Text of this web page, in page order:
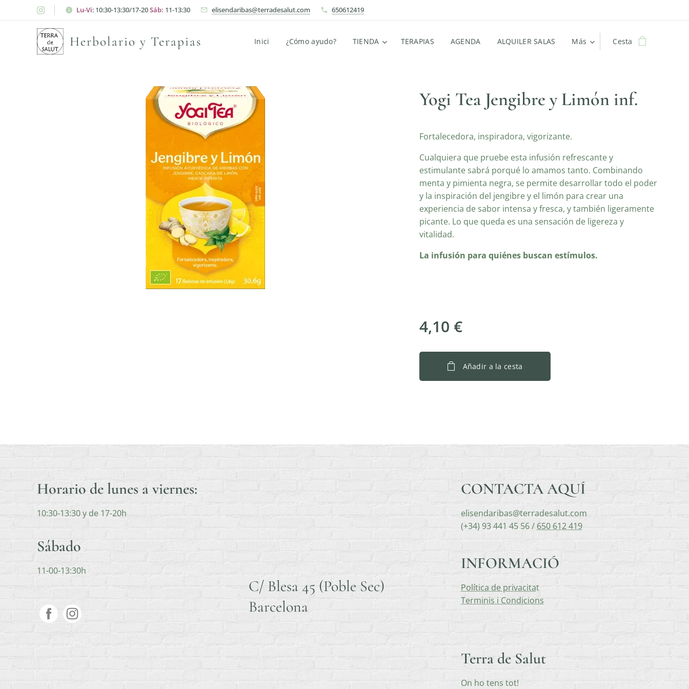
Lu-Vi: 10:30-13:30/17-20Sáb: 11-13:30 elisendaribas@terradesalut.com 650612419
Herbolario y Terapias Inici ¿Cómo ayudo? TIENDA TERAPIAS AGENDA ALQUILER SALAS Más Cesta
Yogi Tea Jengibre y Limón inf.
Fortalecedora, inspiradora, vigorizante.
Cualquiera que pruebe esta infusión refrescante y
estimulante sabrá porqué lo amamos tanto. Combinando
menta y pimienta negra, se permite desarrollar todo el poder
y la inspiración del jengibre y el limón para crear una
experiencia de sabor intensa y fresca, y también ligeramente
picante. Lo que queda es una sensación de ligereza y
vitalidad.
La infusión para quiénes buscan estímulos.
4,10 €
Añadir a la cesta
Horario de lunes a viernes:
10:30-13:30 y de 17-20h
Sábado
11-00-13:30h
C/ Blesa 45 (Poble Sec)
Barcelona
CONTACTA AQUÍ
elisendaribas@terradesalut.com
(+34) 93 441 45 56 / 650 612 419
INFORMACIÓ
Política de privacitat
Terminis i Condicions
Terra de Salut
On ho tens tot!